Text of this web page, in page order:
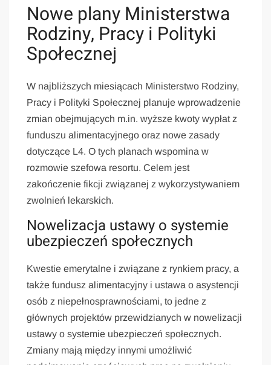
Nowe plany Ministerstwa
Rodziny, Pracy i Polityki
Społecznej
W najbliższych miesiącach Ministerstwo Rodziny,
Pracy i Polityki Społecznej planuje wprowadzenie
zmian obejmujących m.in. wyższe kwoty wypłat z
funduszu alimentacyjnego oraz nowe zasady
dotyczące L4. O tych planach wspomina w
rozmowie szefowa resortu. Celem jest
zakończenie fikcji związanej z wykorzystywaniem
zwolnień lekarskich.
Nowelizacja ustawy o systemie
ubezpieczeń społecznych
Kwestie emerytalne i związane z rynkiem pracy, a
także fundusz alimentacyjny i ustawa o asystencji
osób z niepełnosprawnościami, to jedne z
głównych projektów przewidzianych w nowelizacji
ustawy o systemie ubezpieczeń społecznych.
Zmiany mają między innymi umożliwić